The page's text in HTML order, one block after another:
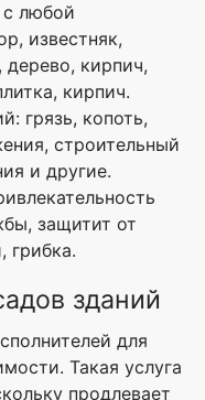
любой
известняк,
дерево, кирпич,
кирпич.
грязь, копоть,
строительный
и другие.
защитит от
грибка.
зданий
для
Такая услуга
продлевает